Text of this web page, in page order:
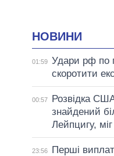
НОВИНИ
01:59 Удари рф по
скоротити
00:57
Розвідка
знайдений
Лейпцигу,
23:56
Перші